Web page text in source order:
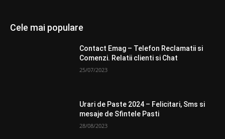
Cele mai populare
Contact Emag – Telefon Reclamatii si
Comenzi. Relatii clienti si Chat
25/07/2023
Urari de Paste 2024 – Felicitari, Sms si
mesaje de Sfintele Pasti
28/08/2023